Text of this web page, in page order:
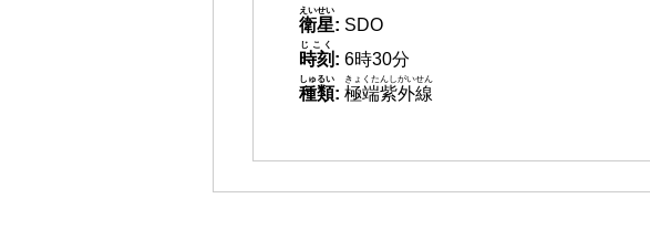
衛星
えいせい
: SDO
時刻
じこく
: 6時30分
種類
しゅるい
: 極端紫外線
きょくたんしがいせん